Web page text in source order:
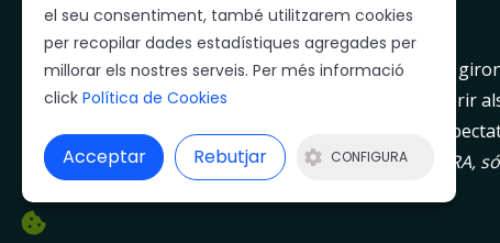
Mera és una empresa líder a les comarques
salaons, que dia a dia treballa per poder oferir
qualitat i un servei a l’alçada de les seves
Les directrius que defineixen l’empresa MERA,
el seu consentiment, també utilitzarem cookies
per recopilar dades estadístiques agregades per
millorar els nostres serveis. Per més informació
click Política de Cookies
Acceptar Rebutjar CONFIGURA